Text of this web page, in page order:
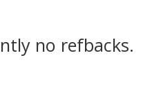
no refbacks.